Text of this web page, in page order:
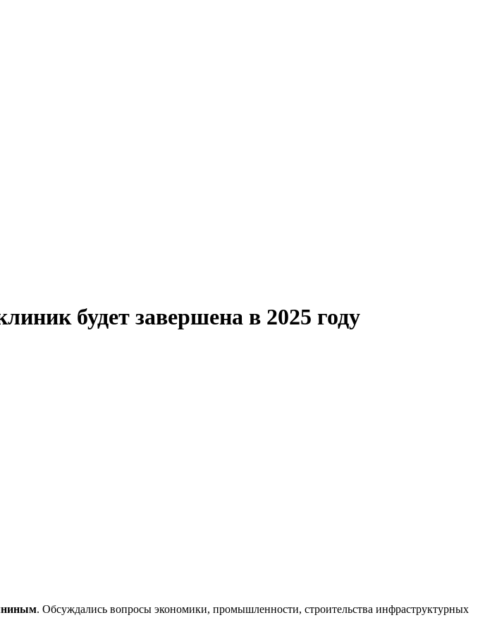
будет завершена в 2025 году
. Обсуждались вопросы экономики, промышленности, строительства инфраструктурных